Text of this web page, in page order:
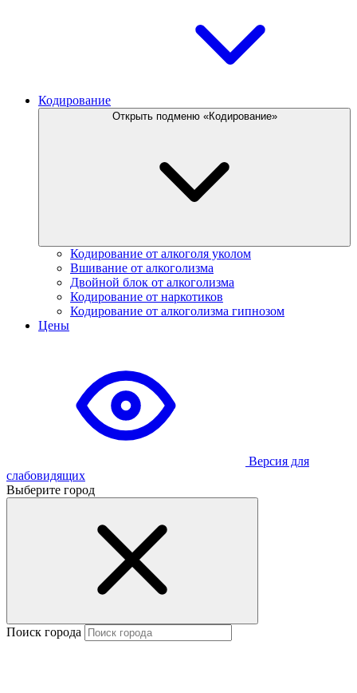
Кодирование
Открыть подменю «Кодирование»
Кодирование от алкоголя уколом
Вшивание от алкоголизма
Двойной блок от алкоголизма
Кодирование от наркотиков
Кодирование от алкоголизма гипнозом
Цены
Версия для
слабовидящих
Выберите город
Поиск города